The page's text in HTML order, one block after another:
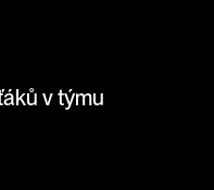
v týmu